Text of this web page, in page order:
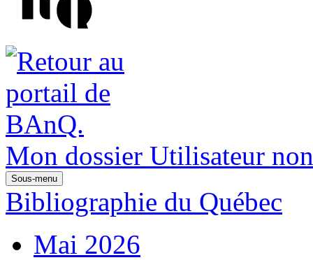
Mon dossier Utilisateur
Sous-menu
Bibliographie du Québec
Mai 2026